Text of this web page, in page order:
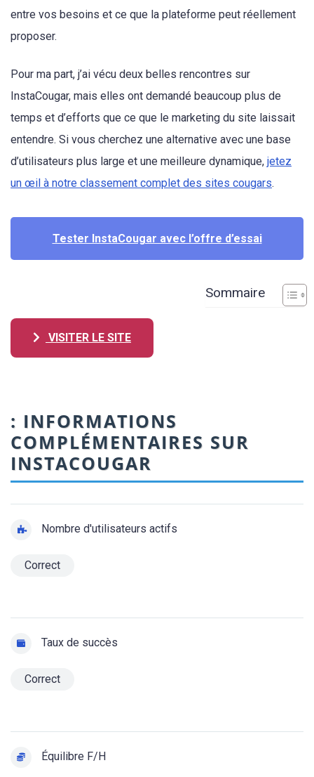
entre vos besoins et ce que la plateforme peut réellement
proposer.
Pour ma part, j’ai vécu deux belles rencontres sur
InstaCougar, mais elles ont demandé beaucoup plus de
temps et d’efforts que ce que le marketing du site laissait
entendre. Si vous cherchez une alternative avec une base
d’utilisateurs plus large et une meilleure dynamique, jetez
un œil à notre classement complet des sites cougars.
Tester InstaCougar avec l’offre d’essai
Sommaire
VISITER LE SITE
: INFORMATIONS
COMPLÉMENTAIRES SUR
INSTACOUGAR
Nombre d'utilisateurs actifs
Correct
Taux de succès
Correct
Équilibre F/H